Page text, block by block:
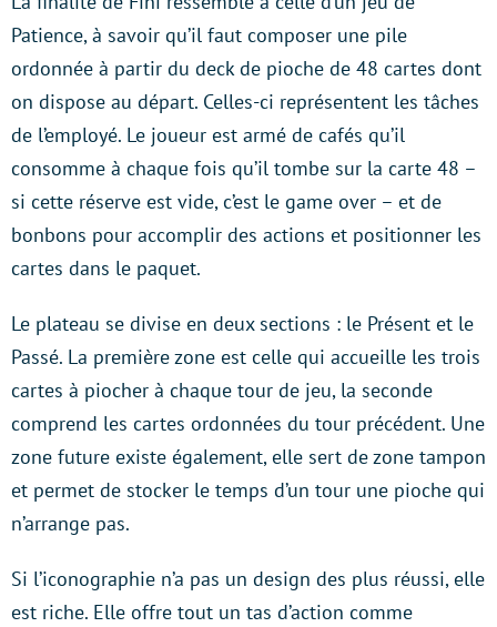
Patience, à savoir qu’il faut composer une pile
ordonnée à partir du deck de pioche de 48 cartes dont
on dispose au départ. Celles-ci représentent les tâches
de l’employé. Le joueur est armé de cafés qu’il
consomme à chaque fois qu’il tombe sur la carte 48 –
si cette réserve est vide, c’est le game over – et de
bonbons pour accomplir des actions et positionner les
cartes dans le paquet.
Le plateau se divise en deux sections : le Présent et le
Passé. La première zone est celle qui accueille les trois
cartes à piocher à chaque tour de jeu, la seconde
comprend les cartes ordonnées du tour précédent. Une
zone future existe également, elle sert de zone tampon
et permet de stocker le temps d’un tour une pioche qui
n’arrange pas.
Si l’iconographie n’a pas un design des plus réussi, elle
est riche. Elle offre tout un tas d’action comme